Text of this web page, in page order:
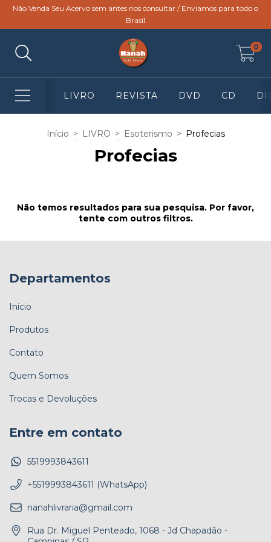
Não Venda Seu Acervo sem antes nos consultar / Enviamos para todo o
Brasil
0
LIVRO REVISTA DVD CD
Início > LIVRO > Esoterismo > Profecias
Profecias
Não temos resultados para sua pesquisa. Por favor,
tente com outros filtros.
Departamentos
Início
Produtos
Contato
Quem Somos
Trocas e Devoluções
Entre em contato
5519993843611
+5519993843611 (WhatsApp)
nanahlivraria@gmail.com
Rua Dr. Miguel Penteado, 1068 - Jd Chapadão -